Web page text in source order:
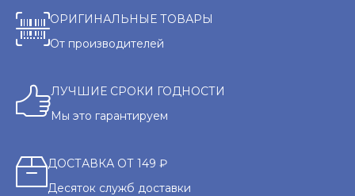
ОРИГИНАЛЬНЫЕ ТОВАРЫ
От производителей
ЛУЧШИЕ СРОКИ ГОДНОСТИ
Мы это гарантируем
ДОСТАВКА ОТ 149 ₽
Десяток служб доставки